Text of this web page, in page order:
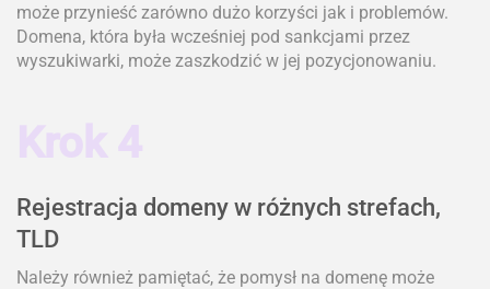
może przynieść zarówno dużo korzyści jak i problemów.
Domena, która była wcześniej pod sankcjami przez
wyszukiwarki, może zaszkodzić w jej pozycjonowaniu.
Krok 4
Rejestracja domeny w różnych strefach,
TLD
Należy również pamiętać, że pomysł na domenę może